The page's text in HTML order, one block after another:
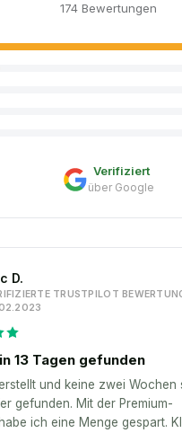
174 Bewertungen
Verifiziert
über Google
D.
TRUSTPILOT
13 Tagen gefunden
und keine zwei Wochen
gefunden. Mit der Premium-
ich eine Menge gespart.